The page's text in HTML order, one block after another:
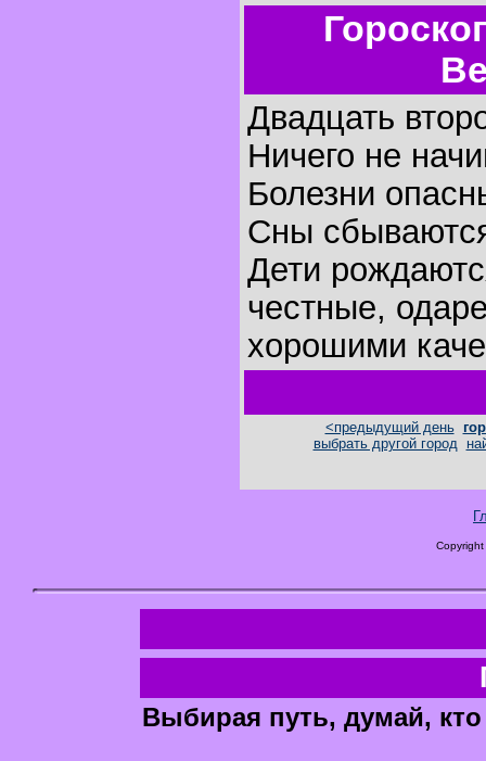
Двадцать
Ничего не
Болезни
Сны
Дети
честные,
хорошими
<предыдущий день
выбрать другой город
Выбирая путь, думай,